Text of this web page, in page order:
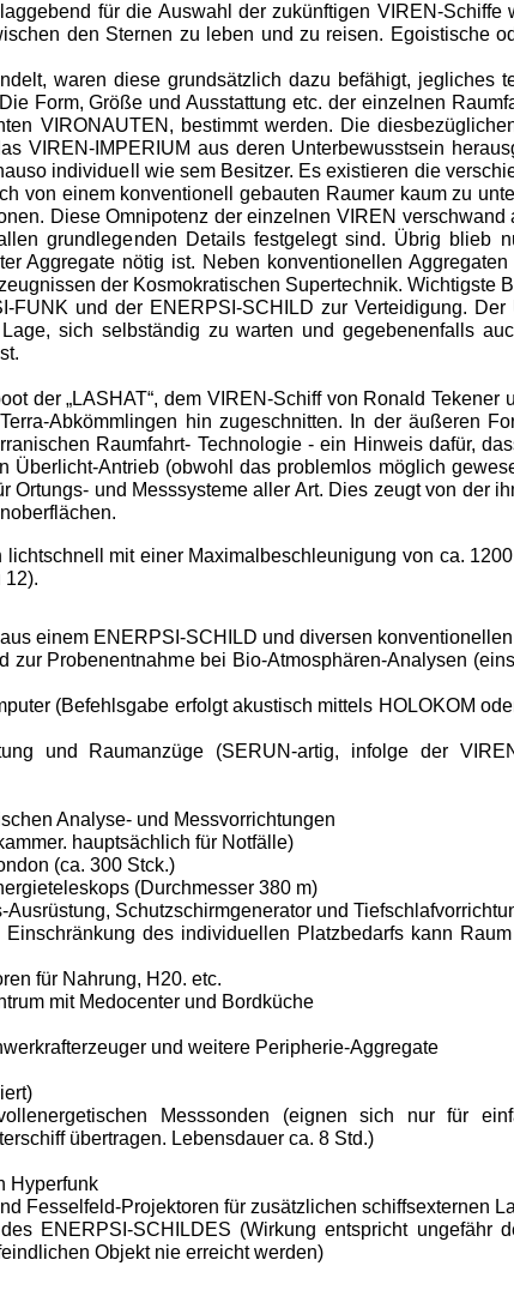
für die Auswahl der zukünftigen VIREN-Schiffe
den Sternen zu leben und zu reisen. Egoistische
waren diese grundsätzlich dazu befähigt, jegliches
Form, Grö­ße und Ausstattung etc. der einzelnen
VIRONAUTEN, bestimmt werden. Die
VIREN-IMPERIUM aus deren Unterbewusstsein
individuell wie sem Besitzer. Es existieren die
von einem konventionell gebauten Raumer kaum zu
Diese Omnipotenz der einzelnen VI­REN verschwand
grundlegenden Details festgelegt sind. Übrig blieb
Aggregate nötig ist. Neben konventionellen
der Kosmokratischen Supertechnik. Wichtigste
FUNK und der ENERPSI-SCHILD zur Ver­teidigung. Der
sich selbständig zu warten und gegebenenfalls
der „LASHAT“, dem VIREN-Schiff von Ro­nald Tekener
Abkömmlingen hin zugeschnitten. In der äußeren
Raumfahrt- Technologie - ein Hinweis dafür,
Antrieb (obwohl das pro­blemlos möglich
und Messsysteme aller Art. Dies zeugt von der
mit einer Maximalbeschleunigung von ca.
12).
einem ENERPSI-SCHILD und diversen
zur Probenentnahme bei Bio-Atmosphären-Analysen
(Befehlsgabe erfolgt akustisch mittels HOLOKOM
und Raumanzüge (SERUN-artig, infolge der
Analyse- und Messvorrichtungen
hauptsächlich für Notfälle)
(ca. 300 Stck.)
(Durchmesser 380 m)
Schutzschirmgenerator und
des individuellen Platzbedarfs kann
für Nahrung, H20. etc.
mit Medocenter und Bordküche
und weitere Peripherie-Aggregate
Messsonden (eignen sich nur für
über­tragen. Lebensdauer ca. 8 Std.)
Hyperfunk
Fesselfeld-Projektoren für zusätzli­chen schiffsexternen
ENERPSI-SCHILDES (Wirkung entspricht ungefähr
Objekt nie erreicht werden)